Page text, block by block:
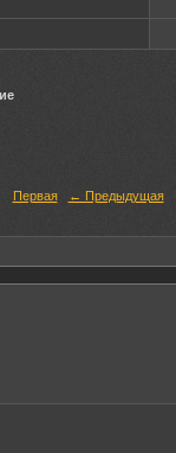
Первая ← Предыдущая